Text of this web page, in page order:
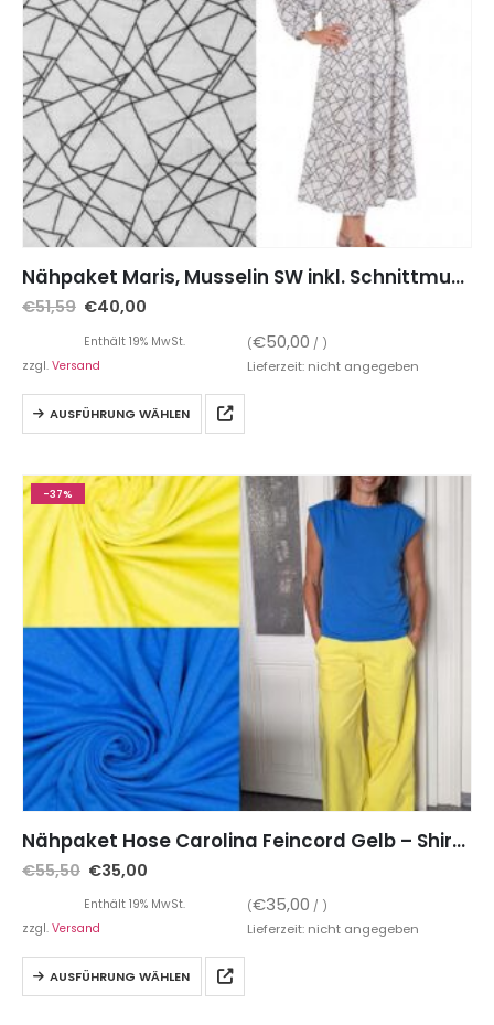
Nähpaket Maris, Musselin SW inkl. Schnittmuster auf Papier
€51,59 €40,00
Enthält 19% MwSt. (€50,00 / )
zzgl. Versand Lieferzeit: nicht angegeben
AUSFÜHRUNG WÄHLEN
-37%
Nähpaket Hose Carolina Feincord Gelb – Shirt Minerva Viskosestrick Blau
€55,50 €35,00
Enthält 19% MwSt. (€35,00 / )
zzgl. Versand Lieferzeit: nicht angegeben
AUSFÜHRUNG WÄHLEN